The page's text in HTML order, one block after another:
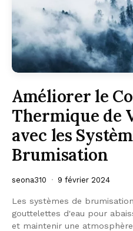
Améliorer le
Thermique de
avec les
Brumisation
seona310 9 février 2024
Les systèmes de
gouttelettes d'eau pour
et maintenir une